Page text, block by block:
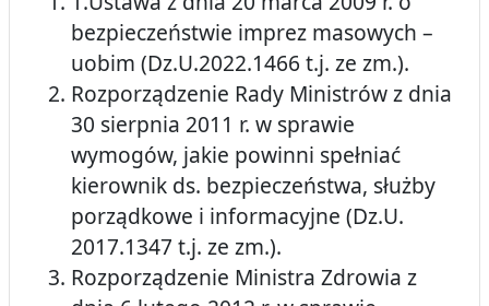
bezpieczeństwie imprez masowych –
uobim (Dz.U.2022.1466 t.j. ze zm.).
Rozporządzenie Rady Ministrów z dnia
30 sierpnia 2011 r. w sprawie
wymogów, jakie powinni spełniać
kierownik ds. bezpieczeństwa, służby
porządkowe i informacyjne (Dz.U.
2017.1347 t.j. ze zm.).
Rozporządzenie Ministra Zdrowia z